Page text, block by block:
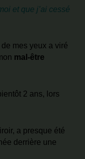
et que j’ai cessé
mes yeux a viré
mal-être
2 ans, lors
a presque été
derrière une